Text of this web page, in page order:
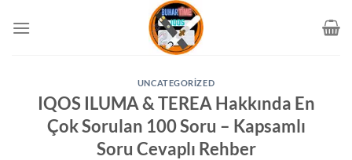
atla
UNCATEGORIZED
IQOS ILUMA & TEREA Hakkında En
Çok Sorulan 100 Soru – Kapsamlı
Soru Cevaplı Rehber